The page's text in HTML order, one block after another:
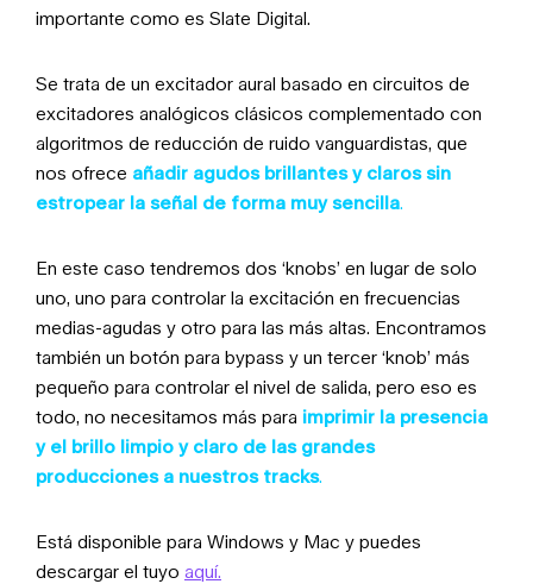
importante como es Slate Digital.
Se trata de un excitador aural basado en circuitos de
excitadores analógicos clásicos complementado con
algoritmos de reducción de ruido vanguardistas, que
nos ofrece añadir agudos brillantes y claros sin
estropear la señal de forma muy sencilla.
En este caso tendremos dos ‘knobs’ en lugar de solo
uno, uno para controlar la excitación en frecuencias
medias-agudas y otro para las más altas. Encontramos
también un botón para bypass y un tercer ‘knob’ más
pequeño para controlar el nivel de salida, pero eso es
todo, no necesitamos más para imprimir la presencia
y el brillo limpio y claro de las grandes
producciones a nuestros tracks.
Está disponible para Windows y Mac y puedes
descargar el tuyo aquí.